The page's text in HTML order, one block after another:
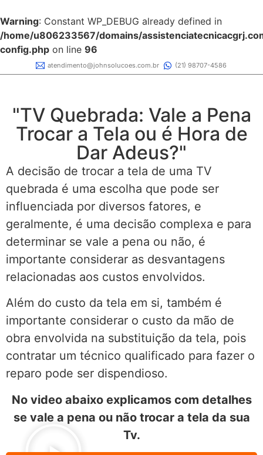
Warning: Constant WP_DEBUG already defined in
/home/u806233567/domains/
config.php on line 96
atendimento@johnsolucoes.com.br (21) 98707-4586
"TV Quebrada: Vale a Pena
Trocar a Tela ou é Hora de
Dar Adeus?"
A decisão de trocar a tela de uma TV
quebrada é uma escolha que pode ser
influenciada por diversos fatores, e
geralmente, é uma decisão complexa e para
determinar se vale a pena ou não, é
importante considerar as desvantagens
relacionadas aos custos envolvidos.
Além do custo da tela em si, também é
importante considerar o custo da mão de
obra envolvida na substituição da tela, pois
contratar um técnico qualificado para fazer o
reparo pode ser dispendioso.
No video abaixo explicamos com detalhes
se vale a pena ou não trocar a tela da sua
Tv.